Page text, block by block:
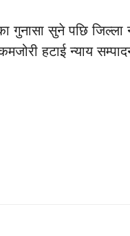
गुनासा सुने पछि जिल्ला
हटाई न्याय